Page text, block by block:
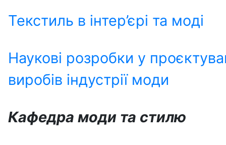
Текстиль в інтер’єрі та моді
Наукові розробки у
виробів індустрії моди
Кафедра моди та стилю